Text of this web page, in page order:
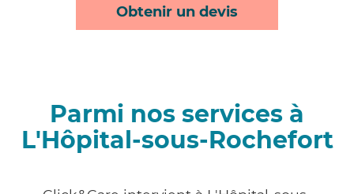
Obtenir un devis
Parmi nos services à
L'Hôpital-sous-Rochefort